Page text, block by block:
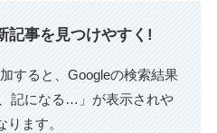
記事を見つけやすく!
すると、Googleの検索結果
記になる…」が表示されや
ります。